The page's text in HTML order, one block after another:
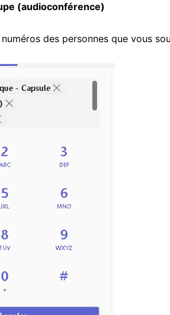
(audioconférence)
des personnes que vous